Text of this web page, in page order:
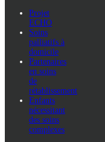
Projet
ECHO
Soins
palliatifs à
domicile
Partenaires
en soins
de
rétablissement
Enfants
nécessitant
des soins
complexes